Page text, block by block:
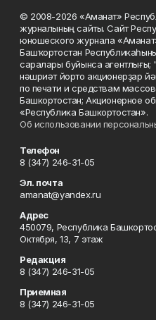
© 2008-2026 «Аманат»
журналының сайты. Сайт
юношеского журнала
Башҡортостан
саралары буйынса агентлығы;
нәшриәт йорто акционерҙар
по печати и средствам
Башкортостан; Акционерное
«Республика Башкортостан».
Об использовании
Телефон
8 (347) 246-31-05
Эл. почта
amanat@yandex.ru
Адрес
450079, Республика
Октября, 13, 7 этаж
Редакция
8 (347) 246-31-05
Приемная
8 (347) 246-31-05